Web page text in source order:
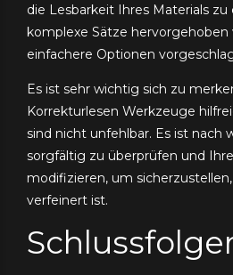
die Lesbarkeit Ihres Materials
komplexe Sätze hervorgehoben
einfachere Optionen
Es ist sehr wichtig sich zu
Korrekturlesen Werkzeuge
sind nicht unfehlbar. Es ist nach
sorgfältig zu überprüfen und
modifizieren, um
verfeinert ist.